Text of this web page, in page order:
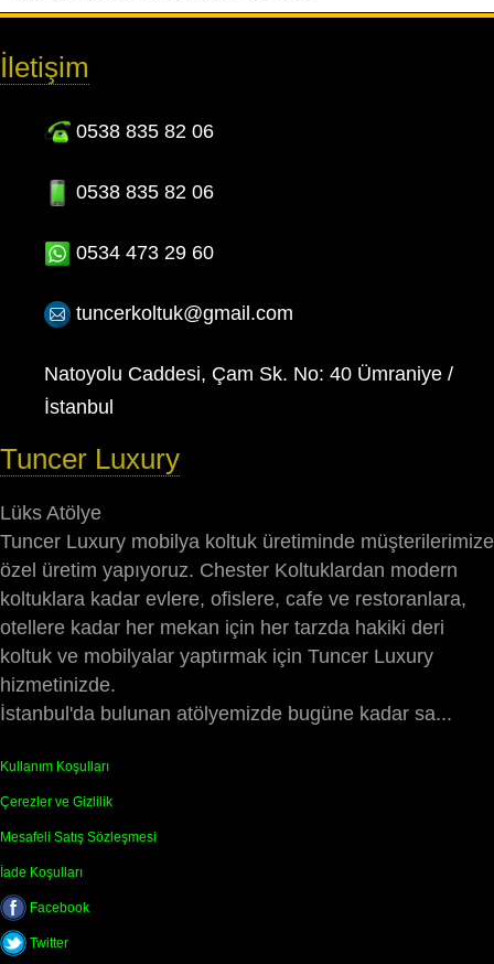
İletişim
0538 835 82 06
0538 835 82 06
0534 473 29 60
tuncerkoltuk@gmail.com
Natoyolu Caddesi, Çam Sk. No: 40 Ümraniye /
İstanbul
Tuncer Luxury
Lüks Atölye
Tuncer Luxury mobilya koltuk üretiminde müşterilerimize
özel üretim yapıyoruz. Chester Koltuklardan modern
koltuklara kadar evlere, ofislere, cafe ve restoranlara,
otellere kadar her mekan için her tarzda hakiki deri
koltuk ve mobilyalar yaptırmak için Tuncer Luxury
hizmetinizde.
İstanbul'da bulunan atölyemizde bugüne kadar sa...
Kullanım Koşulları
Çerezler ve Gizlilik
Mesafeli Satış Sözleşmesi
İade Koşulları
Facebook
Twitter